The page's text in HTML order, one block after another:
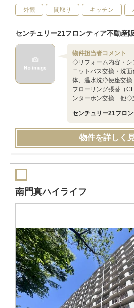
外観 間取り キッチン
センチュリー21フロンティア不動産
物件担当者コメント
◇リフォーム内容・シ
ニットバス交換・洗
体、温水洗浄便座交
フローリング張替（
ンターホン交換 他◇
センチュリー21フロ
物件を詳しく
南門真ハイライフ